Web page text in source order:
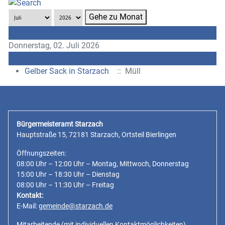
Gehe zu Monat
Donnerstag, 02. Juli 2026
Gelber Sack in Starzach
:: Müll
Bürgermeisteramt Starzach
Hauptstraße 15, 72181 Starzach, Ortsteil Bierlingen
Öffnungszeiten:
08:00 Uhr – 12:00 Uhr – Montag, Mittwoch, Donnerstag
15:00 Uhr – 18:30 Uhr – Dienstag
08:00 Uhr – 11:30 Uhr – Freitag
Kontakt:
E-Mail:gemeinde@starzach.de